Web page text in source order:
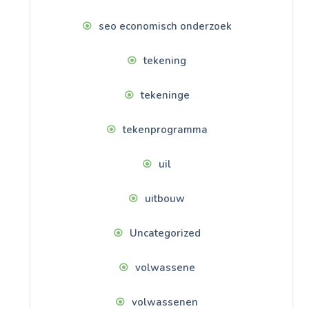
seo economisch onderzoek
tekening
tekeninge
tekenprogramma
uil
uitbouw
Uncategorized
volwassene
volwassenen